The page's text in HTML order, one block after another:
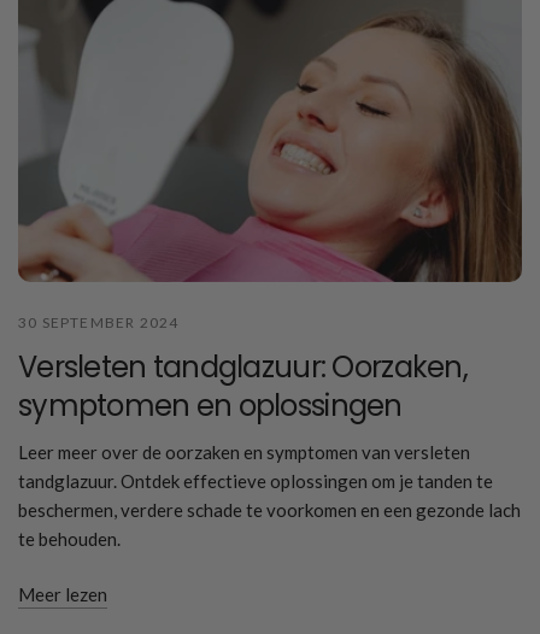
30 SEPTEMBER 2024
Versleten tandglazuur: Oorzaken,
symptomen en oplossingen
Leer meer over de oorzaken en symptomen van versleten
tandglazuur. Ontdek effectieve oplossingen om je tanden te
beschermen, verdere schade te voorkomen en een gezonde lach
te behouden.
Meer lezen